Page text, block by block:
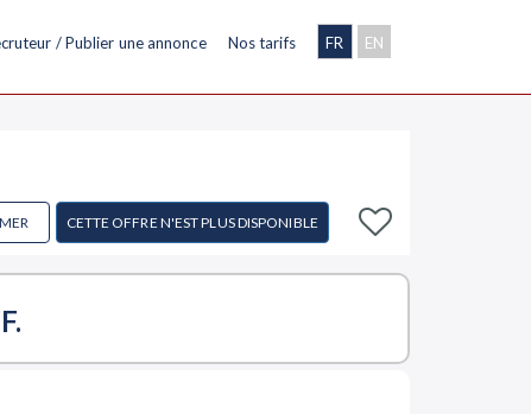
/ Publier une annonce Nos tarifs FR EN
CETTE OFFRE N'EST PLUS DISPONIBLE